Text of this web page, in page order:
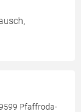
Pfaffroda-